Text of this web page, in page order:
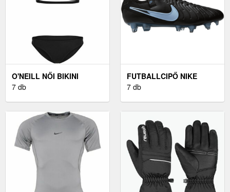
O'NEILL NŐI BIKINI
FELSŐ NŐI BIKINI FELSŐ,
7 db
FUTBALLCIPŐ NIKE
LEGEND 10 ELITE SG-
7 db